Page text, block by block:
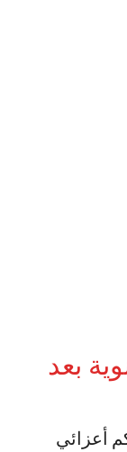
بعد
أعزائي